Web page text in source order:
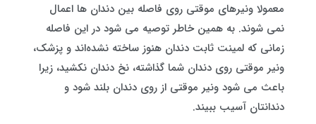
معمولا ونیرهای موقتی روی فاصله بین دندان ها اعمال
نمی شوند. به همین خاطر توصیه می شود در این فاصله
زمانی که لمینت ثابت دندان هنوز ساخته نشده‌اند و پزشک،
ونیر موقتی روی دندان شما گذاشته، نخ دندان نکشید، زیرا
باعث می شود ونیر موقتی از روی دندان بلند شود و
دندانتان آسیب ببیند.